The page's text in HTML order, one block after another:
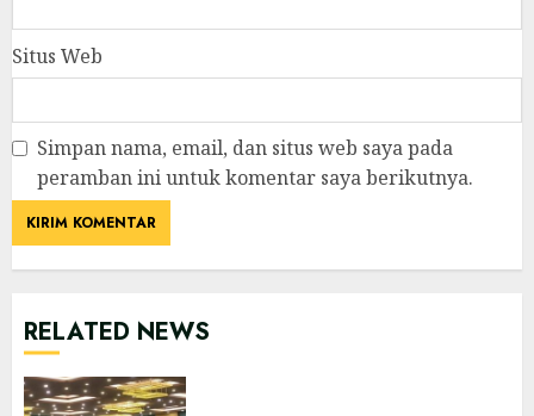
Situs Web
Simpan nama, email, dan situs web saya pada
peramban ini untuk komentar saya berikutnya.
RELATED NEWS